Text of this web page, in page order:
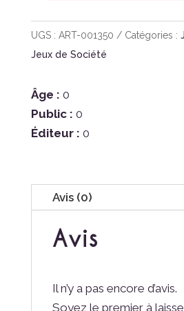
Scrabble
Junior
UGS : ART-001350 Catégories :
Jeux de Société
Âge : 0
Public : 0
Éditeur : 0
Avis (0)
Avis
Il n’y a pas encore d’avis.
Soyez le premier à